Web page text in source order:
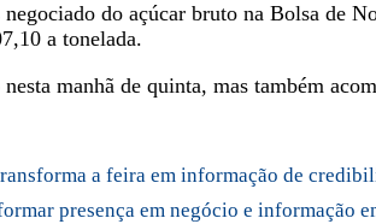
do açúcar bruto na Bolsa de
a tonelada.
manhã de quinta, mas também
a feira em informação de
presença em negócio e informação